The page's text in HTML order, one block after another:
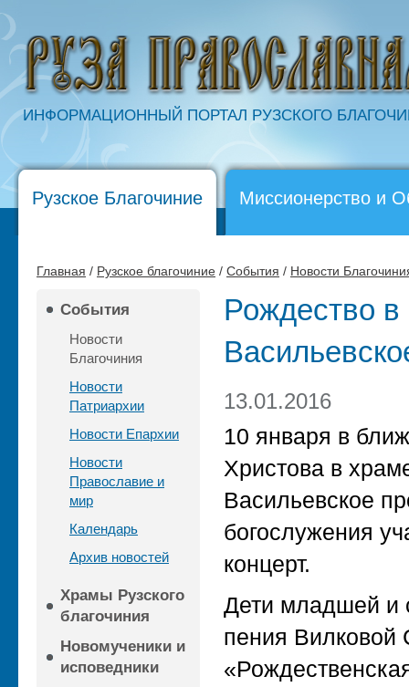
ИНФОРМАЦИОННЫЙ ПОРТАЛ РУЗСКОГО
Рузское Благочиние Миссионерство и
Главная / Рузское благочиние / События / Новости
События
Новости
Благочиния
Новости
Патриархии
Новости Епархии
Новости
Православие и
мир
Календарь
Архив новостей
Храмы Рузского
благочиния
Новомученики и
исповедники
Рождество в
13.01.2016
10 января в
Христова в
Васильевское
богослужения
концерт.
Дети младшей и
пения